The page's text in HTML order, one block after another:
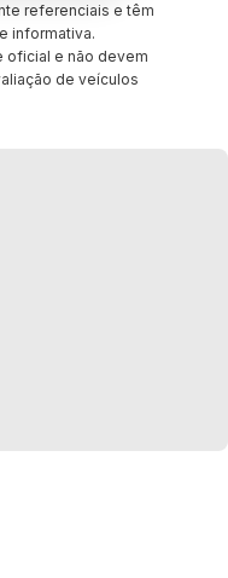
referenciais e têm
informativa.
oficial e não devem
de veículos